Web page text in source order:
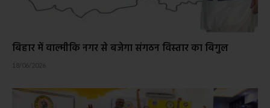
बिहार में वाल्मीकि नगर से बजेगा संगठन विस्तार का बिगुल
18/06/2026